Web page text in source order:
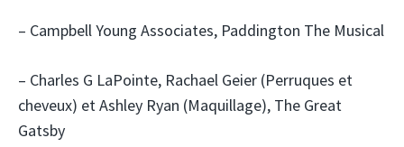
– Campbell Young Associates, Paddington The Musical
– Charles G LaPointe, Rachael Geier (Perruques et
cheveux) et Ashley Ryan (Maquillage), The Great
Gatsby